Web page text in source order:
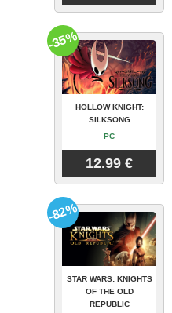
HOLLOW KNIGHT:
SILKSONG
PC
12.99 €
-35%
STAR WARS: KNIGHTS
OF THE OLD
REPUBLIC
-82%